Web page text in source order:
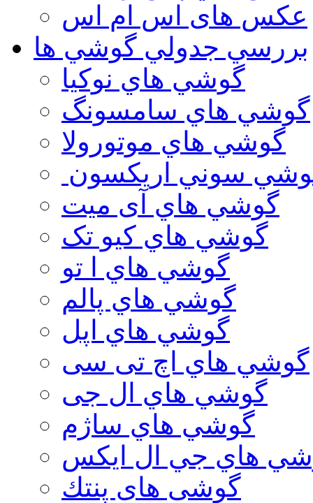
عكس های اس ام اس
بررسي جدولي گوشي ها
گوشي هاي نوكيا
گوشي هاي سامسونگ
گوشي هاي موتورولا
سوني اريكسون
گوشي هاي آی میت
گوشي هاي کیو تک
گوشي هاي ا تو
گوشي هاي پالم
گوشي هاي اپل
گوشي هاي اچ تی سی
گوشي هاي ال جی
گوشي هاي ساژم
هاي جي ال ايكس
گوشی های پنتك